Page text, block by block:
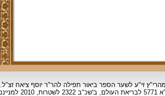
זי"ע לשער הספר ביאור תפילה להר"ר יוסף ציאח זצ"ל.
2010 למניינם.